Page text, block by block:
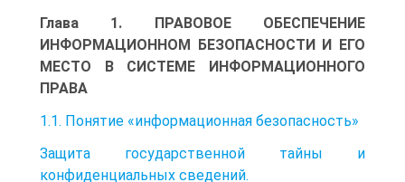
Глава 1. ПРАВОВОЕ ОБЕСПЕЧЕНИЕ
ИНФОРМАЦИОННОМ БЕЗОПАСНОСТИ И ЕГО
МЕСТО В СИСТЕМЕ ИНФОРМАЦИОННОГО
ПРАВА
1.1. Понятие «информационная безопасность»
Защита государственной тайны и
конфиденциальных сведений.